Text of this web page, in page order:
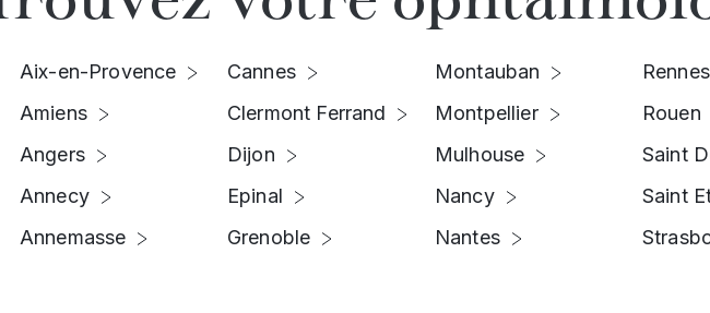
Aix-en-Provence
Amiens
Angers
Annecy
Annemasse
Cannes
Clermont Ferrand
Dijon
Epinal
Grenoble
Montauban
Montpellier
Mulhouse
Nancy
Nantes
Rennes
Rouen
Saint
Saint